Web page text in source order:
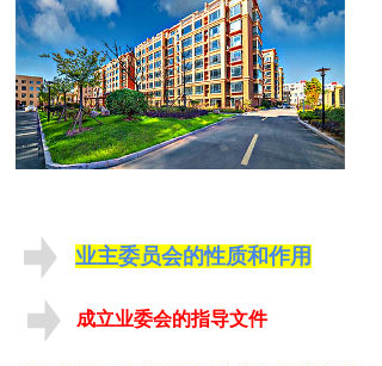
业主委员会的性质和作用
成立业委会的指导文件